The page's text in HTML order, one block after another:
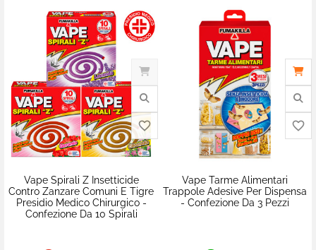
Vape Spirali Z Insetticide
Contro Zanzare Comuni E Tigre
Presidio Medico Chirurgico -
Confezione Da 10 Spirali
Vape Tarme Alimentari
Trappole Adesive Per Dispensa
- Confezione Da 3 Pezzi